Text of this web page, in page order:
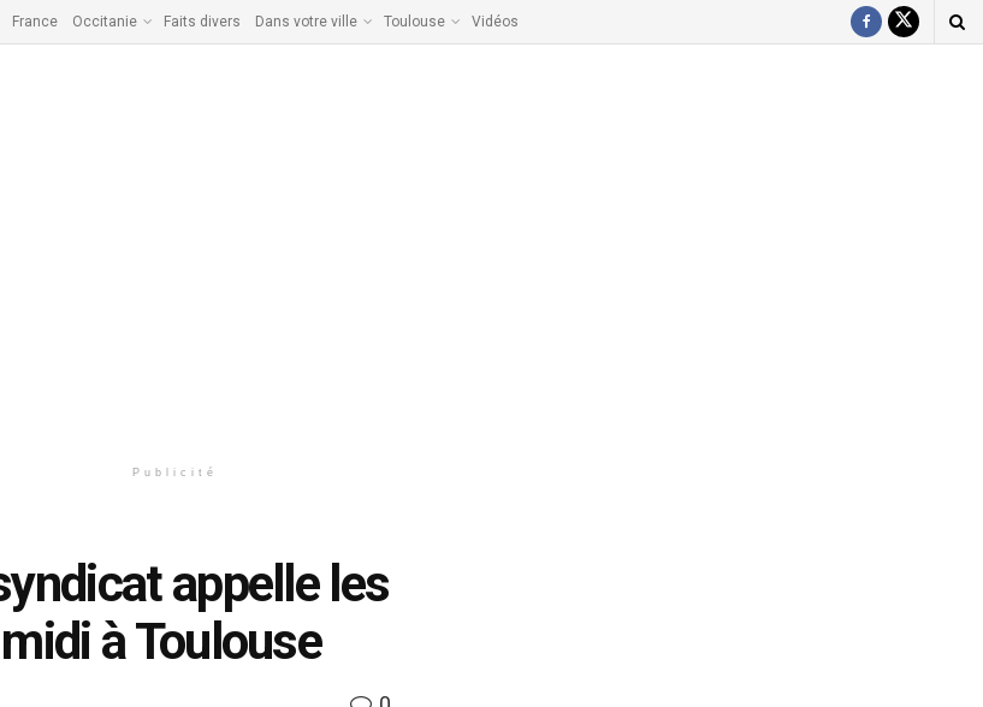
France Occitanie Faits divers Dans votre ville Toulouse Vidéos
Publicité
appelle les
à Toulouse